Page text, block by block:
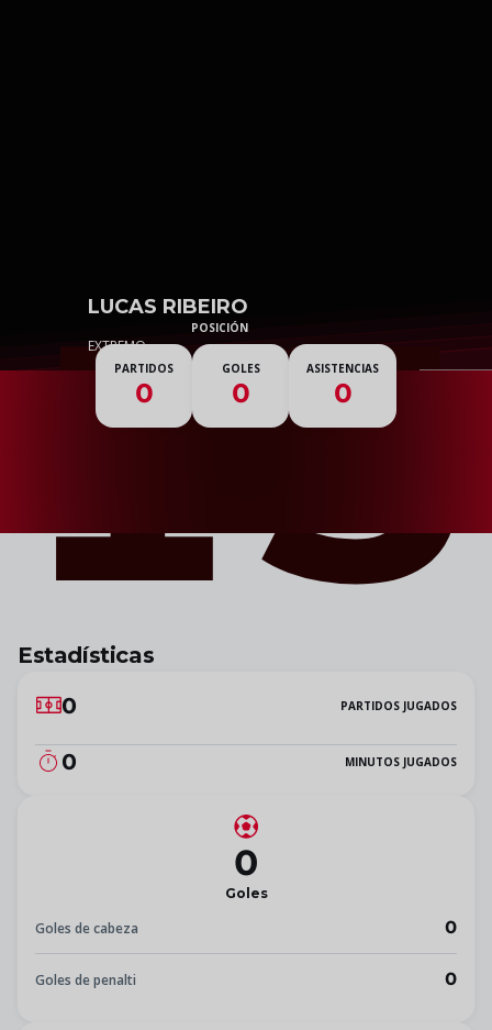
15
LUCAS RIBEIRO
POSICIÓN
EXTREMO
PARTIDOS
0
GOLES
0
ASISTENCIAS
0
Estadísticas
0
PARTIDOS JUGADOS
0 MINUTOS JUGADOS
0
Goles
Goles de cabeza 0
Goles de penalti 0